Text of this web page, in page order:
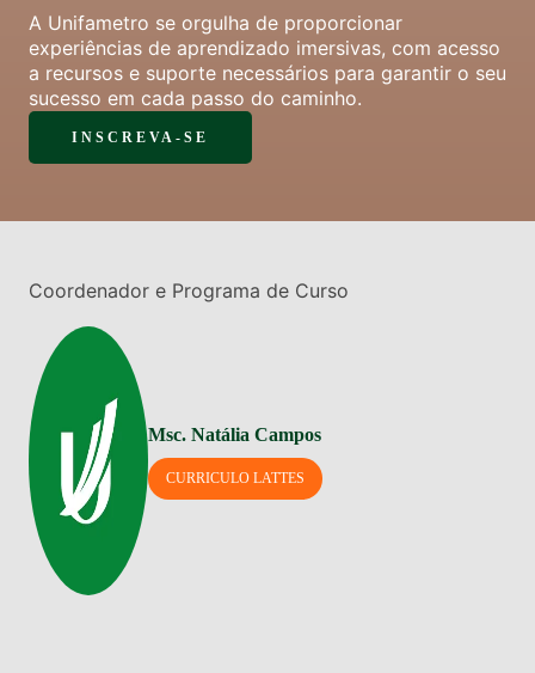
A Unifametro se orgulha de proporcionar
experiências de aprendizado imersivas, com acesso
a recursos e suporte necessários para garantir o seu
sucesso em cada passo do caminho.
INSCREVA-SE
Coordenador e Programa de Curso
Msc. Natália Campos
CURRICULO LATTES